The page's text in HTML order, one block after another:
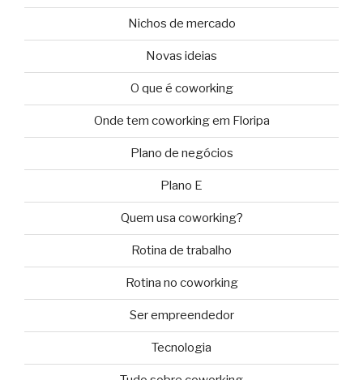
Nichos de mercado
Novas ideias
O que é coworking
Onde tem coworking em Floripa
Plano de negócios
Plano E
Quem usa coworking?
Rotina de trabalho
Rotina no coworking
Ser empreendedor
Tecnologia